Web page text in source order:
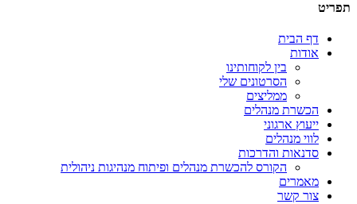
תפריט
דף הבית
אודות
בין לקוחותינו
הסרטונים שלי
ממליצים
הכשרת מנהלים
ייעוץ ארגוני
לווי מנהלים
סדנאות והדרכות
הקורס להכשרת מנהלים ופיתוח מנהיגות ניהולית
מאמרים
צור קשר